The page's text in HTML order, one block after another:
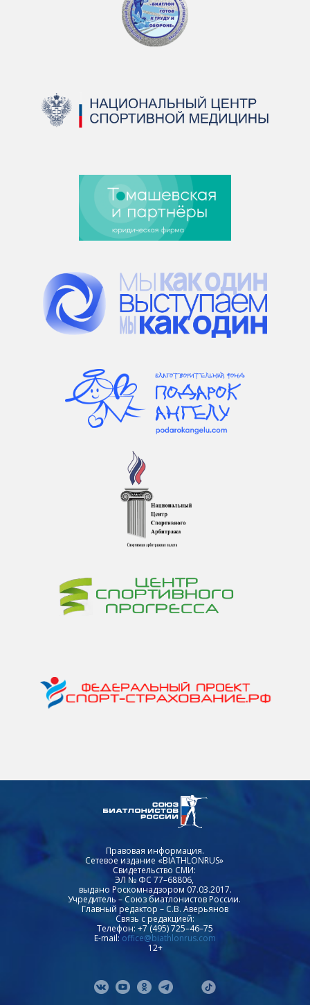
Правовая информация.
Сетевое издание «BIATHLONRUS»
Свидетельство СМИ:
ЭЛ № ФС 77–68806,
выдано Роскомнадзором 07.03.2017.
Учредитель – Союз биатлонистов России.
Главный редактор – С.В. Аверьянов
Связь с редакцией:
Телефон: +7 (495) 725–46–75
E-mail: office@biathlonrus.com
12+